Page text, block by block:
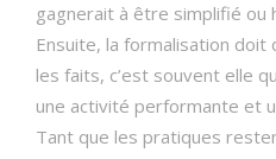
gagnerait à être simplifié ou
Ensuite, la formalisation
les faits, c’est souvent elle
une activité performante et
Tant que les pratiques